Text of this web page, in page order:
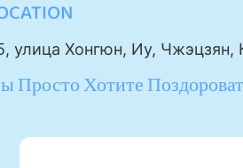
улица Хонгюн, Иу, Чжэцзян,
Хотите